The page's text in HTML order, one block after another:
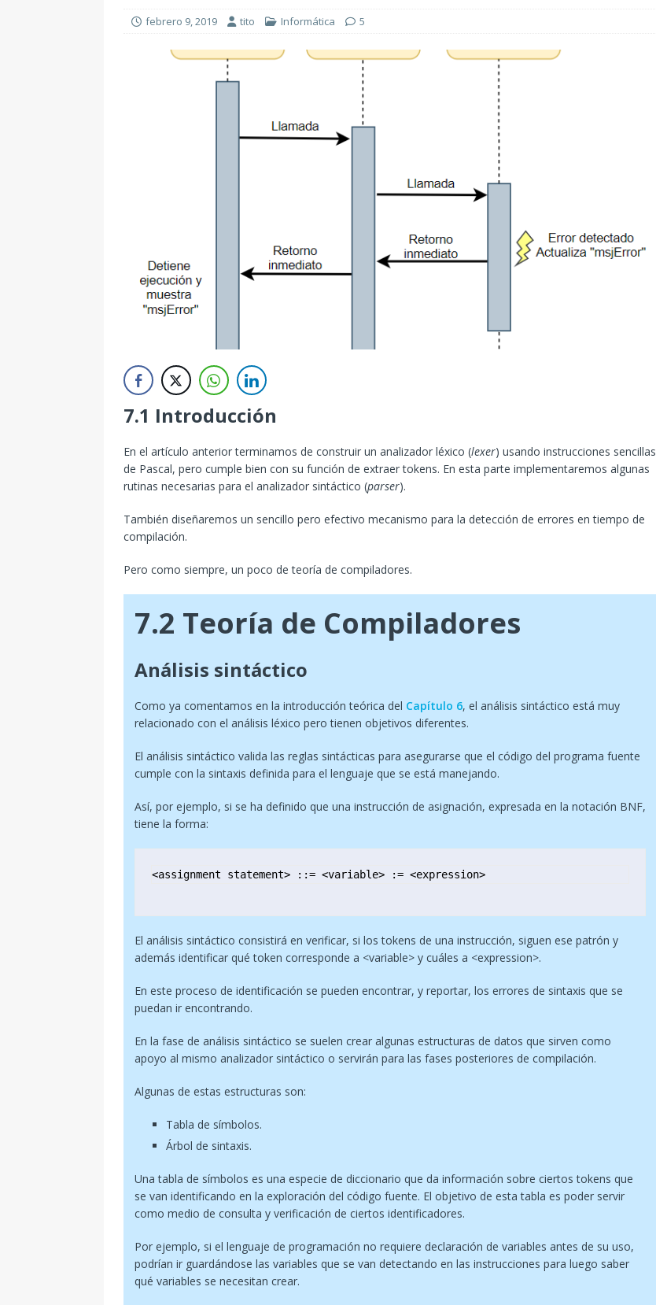
febrero 9, 2019 tito Informática 5
7.1 Introducción
En el artículo anterior terminamos de construir un analizador léxico (lexer) usando instrucciones sencillas
de Pascal, pero cumple bien con su función de extraer tokens. En esta parte implementaremos algunas
rutinas necesarias para el analizador sintáctico (parser).
También diseñaremos un sencillo pero efectivo mecanismo para la detección de errores en tiempo de
compilación.
Pero como siempre, un poco de teoría de compiladores.
7.2 Teoría de Compiladores
Análisis sintáctico
Como ya comentamos en la introducción teórica del Capítulo 6, el análisis sintáctico está muy
relacionado con el análisis léxico pero tienen objetivos diferentes.
El análisis sintáctico valida las reglas sintácticas para asegurarse que el código del programa fuente
cumple con la sintaxis definida para el lenguaje que se está manejando.
Así, por ejemplo, si se ha definido que una instrucción de asignación, expresada en la notación BNF,
tiene la forma:
<assignment statement> ::= <variable> := <expression>
El análisis sintáctico consistirá en verificar, si los tokens de una instrucción, siguen ese patrón y
además identificar qué token corresponde a <variable> y cuáles a <expression>.
En este proceso de identificación se pueden encontrar, y reportar, los errores de sintaxis que se
puedan ir encontrando.
En la fase de análisis sintáctico se suelen crear algunas estructuras de datos que sirven como
apoyo al mismo analizador sintáctico o servirán para las fases posteriores de compilación.
Algunas de estas estructuras son:
Tabla de símbolos.
Árbol de sintaxis.
Una tabla de símbolos es una especie de diccionario que da información sobre ciertos tokens que
se van identificando en la exploración del código fuente. El objetivo de esta tabla es poder servir
como medio de consulta y verificación de ciertos identificadores.
Por ejemplo, si el lenguaje de programación no requiere declaración de variables antes de su uso,
podrían ir guardándose las variables que se van detectando en las instrucciones para luego saber
qué variables se necesitan crear.